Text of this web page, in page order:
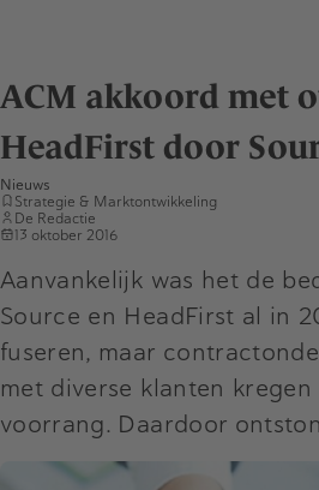
ACM akkoord met
HeadFirst door
Nieuws
Strategie & Marktontwikkeling
De Redactie
13 oktober 2016
Aanvankelijk was het de
Source en HeadFirst al in
fuseren, maar
met diverse klanten kregen
voorrang. Daardoor